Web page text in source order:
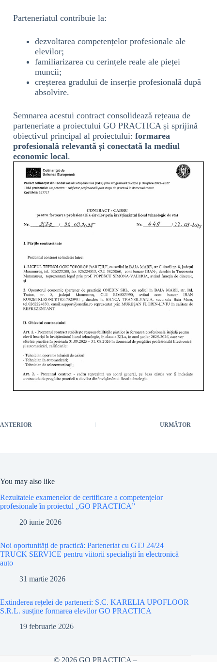
Parteneriatul contribuie la:
dezvoltarea competențelor profesionale ale
elevilor;
familiarizarea cu cerințele reale ale pieței
muncii;
creșterea gradului de inserție profesională după
absolvire.
Semnarea acestui contract consolidează rețeaua de
parteneriate a proiectului GO PRACTICA și sprijină
obiectivul principal al proiectului: formarea
profesională relevantă și conectată la mediul
economic local.
ANTERIOR URMĂTOR
You may also like
Rezultatele examenelor de certificare a competențelor
profesionale în proiectul „GO PRACTICA”
20 iunie 2026
Noi oportunități de practică: Parteneriat cu GTJ 24/24
TRUCK SERVICE pentru viitorii specialiști în electronică
auto
31 martie 2026
Extinderea rețelei de parteneri: S.C. KARELIA UPOFLOOR
S.R.L. susține formarea elevilor GO PRACTICA
19 februarie 2026
© 2026 GO PRACTICA –